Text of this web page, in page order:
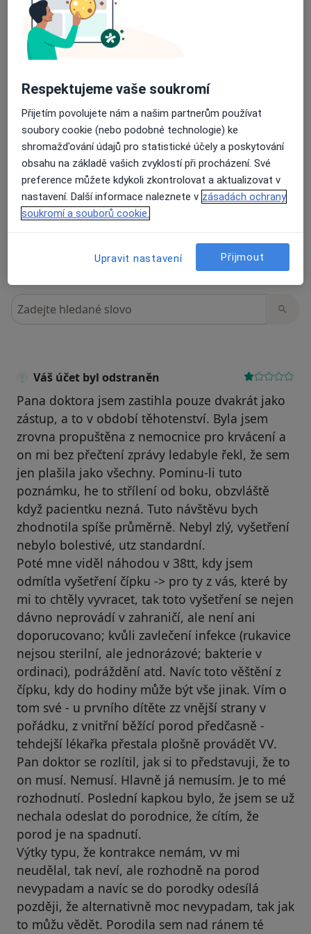
Názory
Přidejte svůj názor
43 názorů
Recenze pacientů jsou pro nás důležité.
Specialisté nemají možnost zaplatit za
odstranění nebo změnu recenze pacienta.
Další informace.Další informace o názorech
Hledejte v názorech
Váš účet byl odstraněn
Pana doktora jsem zastihla pouze dvakrát jako
zástup, a to v období těhotenství. Byla jsem
zrovna propuštěna z nemocnice pro krvácení a
on mi bez přečtení zprávy ledabyle řekl, že sem
jen plašila jako všechny. Pominu-li tuto
poznámku, he to střílení od boku, obzvláště
když pacientku nezná. Tuto návštěvu bych
zhodnotila spíše průměrně. Nebyl zlý, vyšetření
nebylo bolestivé, utz standardní.
Poté mne viděl náhodou v 38tt, kdy jsem
odmítla vyšetření čípku -> pro ty z vás, které by
mi to chtěly vyvracet, tak toto vyšetření se nejen
dávno neprovádí v zahraničí, ale není ani
doporucovano; kvůli zavlečení infekce (rukavice
nejsou sterilní, ale jednorázové; bakterie v
ordinaci), podráždění atd. Navíc toto věštění z
čípku, kdy do hodiny může být vše jinak. Vím o
tom své - u prvního dítěte zz vnější strany v
pořádku, z vnitřní běžící porod předčasně -
tehdejší lékařka přestala plošně provádět VV.
Pan doktor se rozlítil, jak si to představuji, že to
on musí. Nemusí. Hlavně já nemusím. Je to mé
rozhodnutí. Poslední kapkou bylo, že jsem se už
nechala odeslat do porodnice, že cítím, že
porod je na spadnutí.
Výtky typu, že kontrakce nemám, vv mi
neudělal, tak neví, ale rozhodně na porod
nevypadam a navíc se do porodky odesílá
později, že alternativně moc nevypadam, tak jak
to můžu vědět. Porodila sem nad ránem té
Respektujeme vaše soukromí
Přijetím povolujete nám a našim partnerům používat
soubory cookie (nebo podobné technologie) ke
shromažďování údajů pro statistické účely a poskytování
obsahu na základě vašich zvyklostí při procházení. Své
preference můžete kdykoli zkontrolovat a aktualizovat v
nastavení. Další informace naleznete v zásadách ochrany
soukromí a souborů cookie.
Upravit nastavení Přijmout